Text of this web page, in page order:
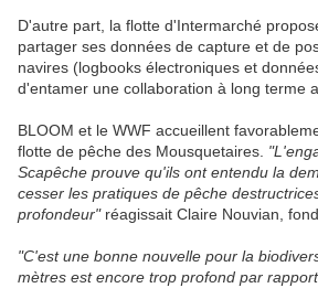
D'autre part, la flotte d'Intermarché
partager ses données de capture et de
navires (logbooks électroniques et
d'entamer une collaboration à long terme
BLOOM et le WWF accueillent
flotte de pêche des Mousquetaires.
Scapêche prouve qu'ils ont entendu la
cesser les pratiques de pêche
profondeur"réagissait Claire Nouvian,
"C'est une bonne nouvelle pour la
mètres est encore trop profond par